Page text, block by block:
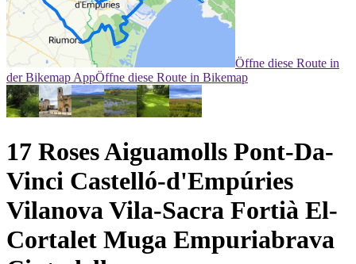
Öffne diese Route in
der Bikemap AppÖffne diese Route in Bikemap
17 Roses Aiguamolls Pont-Da-
Vinci Castelló-d'Empúries
Vilanova Vila-Sacra Fortià El-
Cortalet Muga Empuriabrava